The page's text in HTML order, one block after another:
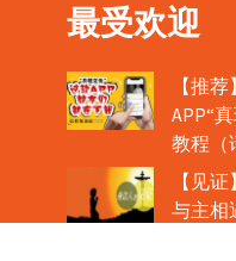
最受欢迎
【推
APP“
教程（
【见
与主相